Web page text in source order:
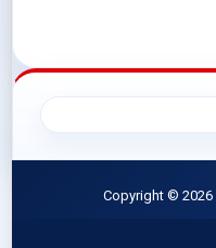
Copyright © 2026